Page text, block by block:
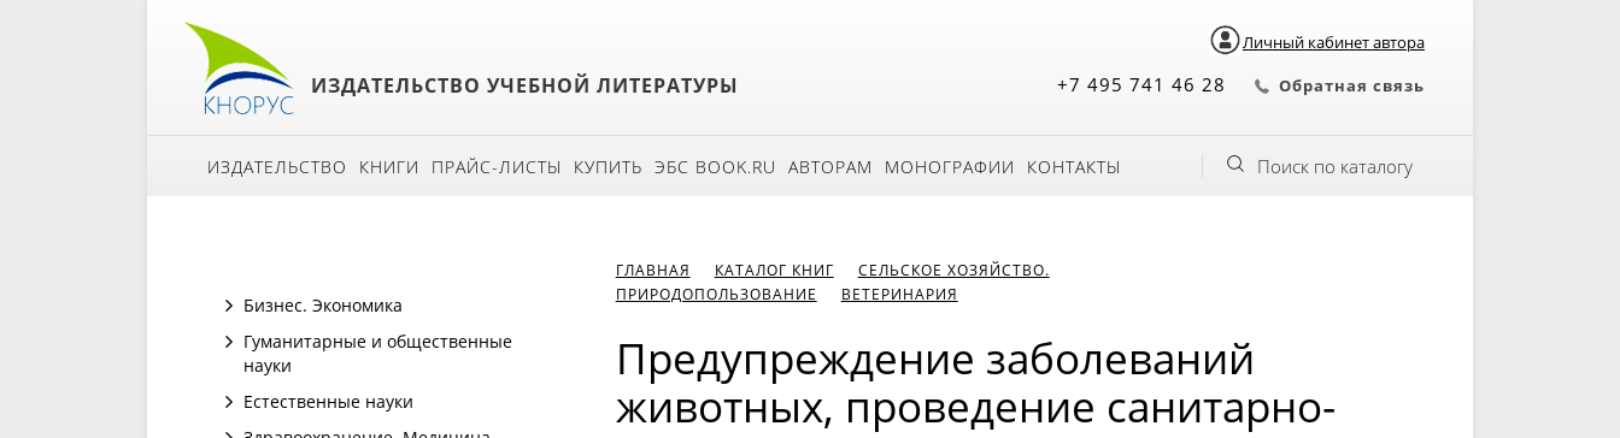
Личный кабинет автора
ИЗДАТЕЛЬСТВО УЧЕБНОЙ ЛИТЕРАТУРЫ +7 495 741 46 28 Обратная связь
ИЗДАТЕЛЬСТВО КНИГИ ПРАЙС-ЛИСТЫ КУПИТЬ ЭБС BOOK.RU АВТОРАМ МОНОГРАФИИ КОНТАКТЫ Поиск по каталогу
Бизнес. Экономика
Гуманитарные и общественные
науки
Естественные науки
ГЛАВНАЯ КАТАЛОГ КНИГ
СЕЛЬСКОЕ ХОЗЯЙСТВО.
ПРИРОДОПОЛЬЗОВАНИЕ
ВЕТЕРИНАРИЯ
Предупреждение заболеваний
животных, проведение санитарно-